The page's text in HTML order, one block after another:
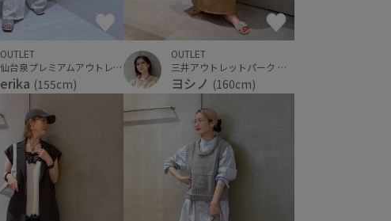
OUTLET
仙台泉プレミアムアウトレット
erika (155cm)
OUTLET
三井アウトレットパーク 横浜ベイサイド
ヨシノ (160cm)